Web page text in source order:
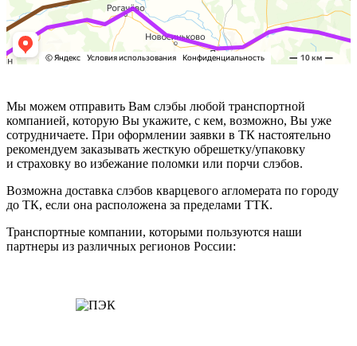
Мы можем отправить Вам слэбы любой транспортной
компанией, которую Вы укажите, с кем, возможно, Вы уже
сотрудничаете. При оформлении заявки в ТК настоятельно
рекомендуем заказывать жесткую обрешетку/упаковку
и страховку во избежание поломки или порчи слэбов.
Возможна доставка слэбов кварцевого агломерата по городу
до ТК, если она расположена за пределами ТТК.
Транспортные компании, которыми пользуются наши
партнеры из различных регионов России: